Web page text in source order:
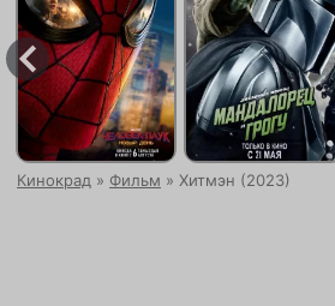
Кинокрад » Фильм » Хитмэн (2023)